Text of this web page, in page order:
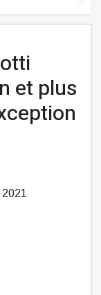
et plus